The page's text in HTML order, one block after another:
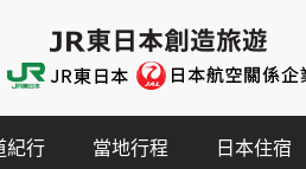
紀行 當地行程 日本住宿